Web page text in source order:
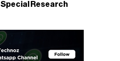
Special Research